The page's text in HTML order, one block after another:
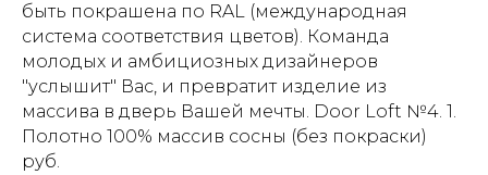
быть покрашена по RAL (международная
система соответствия цветов). Команда
молодых и амбициозных дизайнеров
"услышит" Вас, и превратит изделие из
массива в дверь Вашей мечты. Door Loft №4. 1.
Полотно 100% массив сосны (без покраски)
руб.